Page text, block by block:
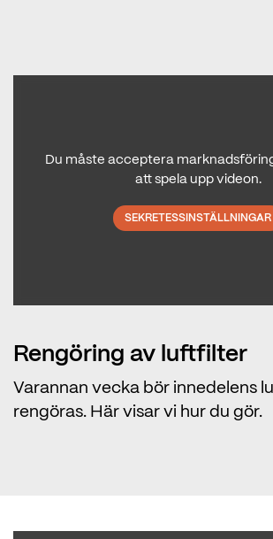
Du måste acceptera
att spela upp videon.
SEKRETESSINSTÄLLNINGAR
Rengöring av luftfilter
Varannan vecka bör innedelens
rengöras. Här visar vi hur du gör.